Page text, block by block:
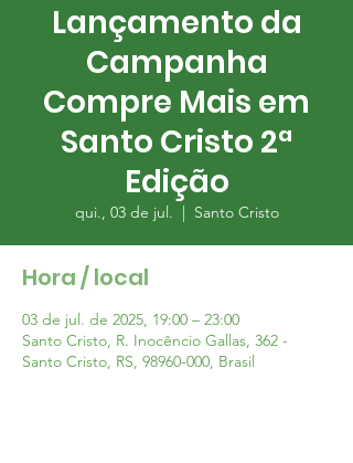
Lançamento da
Campanha
Compre Mais em
Santo Cristo 2ª
Edição
qui., 03 de jul.
  |
Santo Cristo
Hora / local
03 de jul. de 2025, 19:00 – 23:00
Santo Cristo, R. Inocêncio Gallas, 362 -
Santo Cristo, RS, 98960-000, Brasil